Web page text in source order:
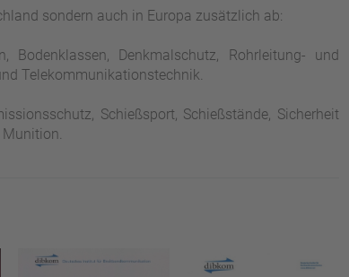
sondern auch in Europa zusätzlich ab:
Bodenklassen, Denkmalschutz, Rohrleitung- und
Telekommunikationstechnik.
Schießsport, Schießstände, Sicherheit